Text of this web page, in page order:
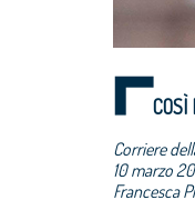
COSÌ
Corriere
10 marzo
Francesca